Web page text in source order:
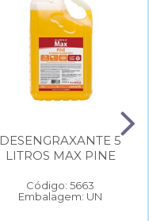
DESENGRAXANTE 5
LITROS MAX PINE
Código: 5663
Embalagem: UN